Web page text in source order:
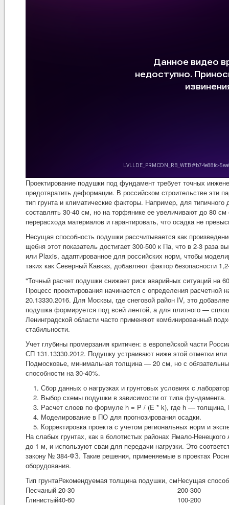
Проектирование подушки под фундамент требует точных
предотвратить деформации. В российском строительстве
тип грунта и климатические факторы. Например, для
составлять 30-40 см, но на торфянике ее увеличивают до 80
перерасхода материалов и гарантировать, что осадка не
Несущая способность подушки рассчитывается как
щебня этот показатель достигает 300-500 к Па, что в 2-3
или Plaxis, адаптированное для российских норм, чтобы
таких как Северный Кавказ, добавляют фактор безопасности
"Точный расчет подушки снижает риск аварийных ситуаций на
Процесс проектирования начинается с определения
20.13330.2016. Для Москвы, где снеговой район IV, это
подушка формируется под всей лентой, а для плитного —
Ленинградской области часто применяют комбинированный
стабильности.
Учет глубины промерзания критичен: в европейской части
СП 131.13330.2012. Подушку устраивают ниже этой отметки
Подмосковье, минимальная толщина — 20 см, но с
способности на 30-40%.
Сбор данных о нагрузках и грунтовых условиях с
Выбор схемы подушки в зависимости от типа фундамента.
Расчет слоев по формуле h = P / (E * k), где h —
Моделирование в ПО для прогнозирования осадки.
Корректировка проекта с учетом региональных норм и
На слабых грунтах, как в болотистых районах Ямало-
до 1 м, и используют сваи для передачи нагрузки. Это
закону № 384-ФЗ. Такие решения, применяемые в проектах
оборудования.
Тип грунтаРекомендуемая толщина подушки, смНесущая
Песчаный 20-30
200-300
Глинистый40-60
100-200